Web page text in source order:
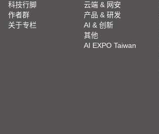
科技行脚
作者群
关于专栏
云端 & 网安
产品 & 研发
AI & 创新
其他
AI EXPO Taiwan